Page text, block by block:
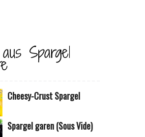
Spargel
Cheesy-Crust Spargel
Spargel garen (Sous Vide)